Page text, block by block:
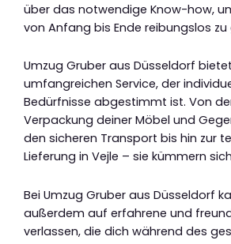
über das notwendige Know-how,
von Anfang bis Ende reibungslos
Umzug Gruber aus Düsseldorf
umfangreichen Service, der
Bedürfnisse abgestimmt ist. Von
Verpackung deiner Möbel und
den sicheren Transport bis hin zur
Lieferung in Vejle – sie kümmern
Bei Umzug Gruber aus Düsseldorf
außerdem auf erfahrene und
verlassen, die dich während des